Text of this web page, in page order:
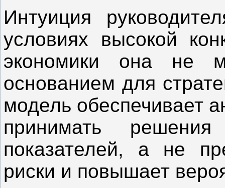
Интуиция
условиях высокой
экономики она не
основанием для
модель обеспечивает
принимать
показателей, а не
риски и повышает